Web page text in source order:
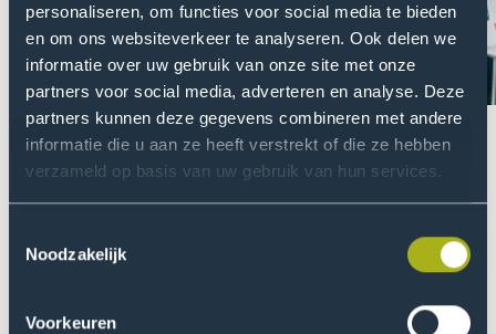
personaliseren, om functies voor social media te bieden
en om ons websiteverkeer te analyseren. Ook delen we
informatie over uw gebruik van onze site met onze
partners voor social media, adverteren en analyse. Deze
partners kunnen deze gegevens combineren met andere
informatie die u aan ze heeft verstrekt of die ze hebben
verzameld op basis van uw gebruik van hun services.
Noodzakelijk
Voorkeuren
Toon
vorige
slide
Juist in samenwerking met de
doelgroep
Anastasiia Navaliana studeert aan De HHs, tegelijkertijd